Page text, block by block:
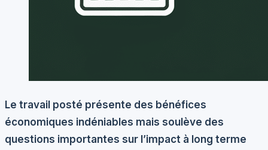
Le travail posté présente des bénéfices
économiques indéniables mais soulève des
questions importantes sur l’impact à long terme